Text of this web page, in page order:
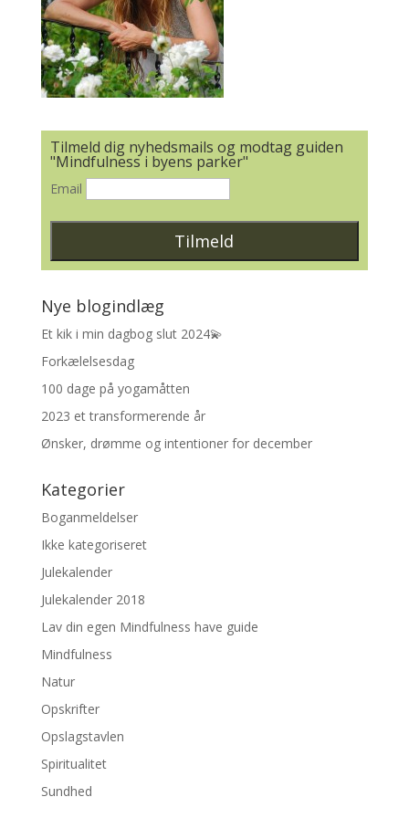
Tilmeld dig nyhedsmails og modtag guiden
"Mindfulness i byens parker"
Email
Nye blogindlæg
Et kik i min dagbog slut 2024💫
Forkælelsesdag
100 dage på yogamåtten
2023 et transformerende år
Ønsker, drømme og intentioner for december
Kategorier
Boganmeldelser
Ikke kategoriseret
Julekalender
Julekalender 2018
Lav din egen Mindfulness have guide
Mindfulness
Natur
Opskrifter
Opslagstavlen
Spiritualitet
Sundhed